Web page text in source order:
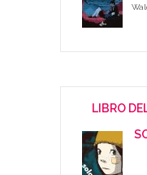
LIBRO